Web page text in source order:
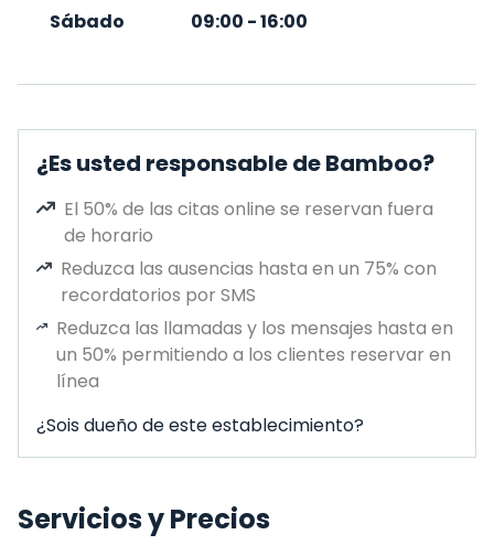
Sábado
09:00 -16:00
¿Es usted responsable de Bamboo?
El 50% de las citas online se reservan fuera
de horario
Reduzca las ausencias hasta en un 75% con
recordatorios por SMS
Reduzca las llamadas y los mensajes hasta en
un 50% permitiendo a los clientes reservar en
línea
¿Sois dueño de este establecimiento?
Servicios y Precios